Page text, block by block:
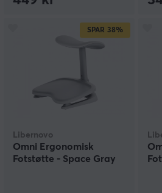
SPAR 38%
Libernovo
Omni Ergonomisk
Fotstøtte - Space Gray